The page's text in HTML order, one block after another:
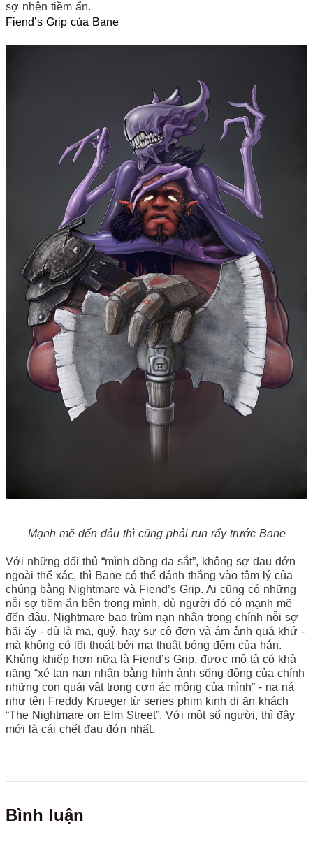
sợ nhện tiềm ẩn.
Fiend’s Grip của Bane
Mạnh mẽ đến đâu thì cũng phải run rẩy trước Bane
Với những đối thủ “mình đồng da sắt”, không sợ đau đớn
ngoài thể xác, thì Bane có thể đánh thẳng vào tâm lý của
chúng bằng Nightmare và Fiend’s Grip. Ai cũng có những
nỗi sợ tiềm ẩn bên trong mình, dù người đó có mạnh mẽ
đến đâu. Nightmare bao trùm nạn nhân trong chính nỗi sợ
hãi ấy - dù là ma, quỷ, hay sự cô đơn và ám ảnh quá khứ -
mà không có lối thoát bởi ma thuật bóng đêm của hắn.
Khủng khiếp hơn nữa là Fiend’s Grip, được mô tả có khả
năng “xé tan nạn nhân bằng hình ảnh sống động của chính
những con quái vật trong cơn ác mộng của mình” - na ná
như tên Freddy Krueger từ series phim kinh dị ăn khách
“The Nightmare on Elm Street”. Với một số người, thì đây
mới là cái chết đau đớn nhất.
Bình luận